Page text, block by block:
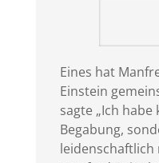
Eines hat
Einstein
sagte „Ich
Begabung,
leidenschaftlich